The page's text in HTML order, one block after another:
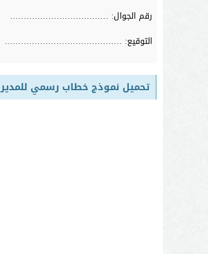
رقم الجوال: ………………………………
التوقيع: …………………………………….
تحميل نموذج خطاب رسمي للمدير